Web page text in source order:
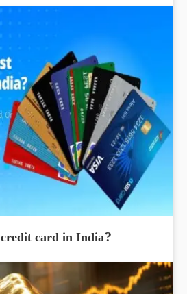
card in India?